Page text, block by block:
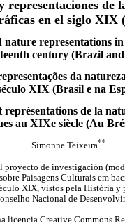
representaciones de
en el siglo XIX
representations
century (Brazil
da
XIX (Brasil e na
représentations de la
au XIXe siècle (Au
Simonne Teixeira**
proyecto de investigación
Paisagens Culturais em
XIX, vistos pela História
Nacional de
licencia Creative Commons